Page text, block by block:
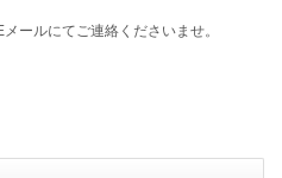
ールにてご連絡くださいませ。